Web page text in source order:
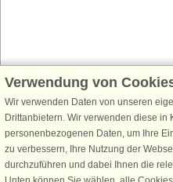
Schließen Sie sich 100.000
Erhalten Sie einen
Ferienhausurlaub - melden Sie sich
an. Verpassen Sie nie wieder
Urlaubstipps!
Verwendung von
Wir verwenden Daten von unseren
Drittanbietern. Wir verwenden diese in
personenbezogenen Daten, um Ihre
zu verbessern, Ihre Nutzung der
durchzuführen und dabei Ihnen die